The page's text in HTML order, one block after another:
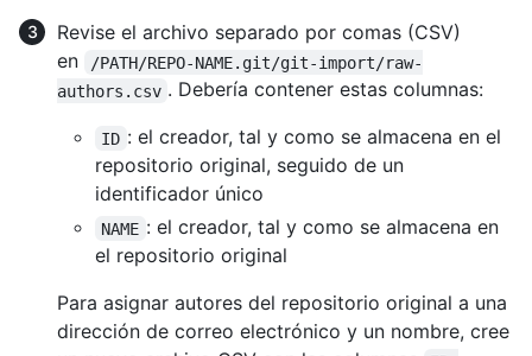
Revise el archivo separado por comas (CSV)
en
/PATH/REPO-NAME.git/git-import/raw-
authors.csv . Debería contener estas columnas:
ID : el creador, tal y como se almacena en el
repositorio original, seguido de un
identificador único
NAME : el creador, tal y como se almacena en
el repositorio original
Para asignar autores del repositorio original a una
dirección de correo electrónico y un nombre, cree